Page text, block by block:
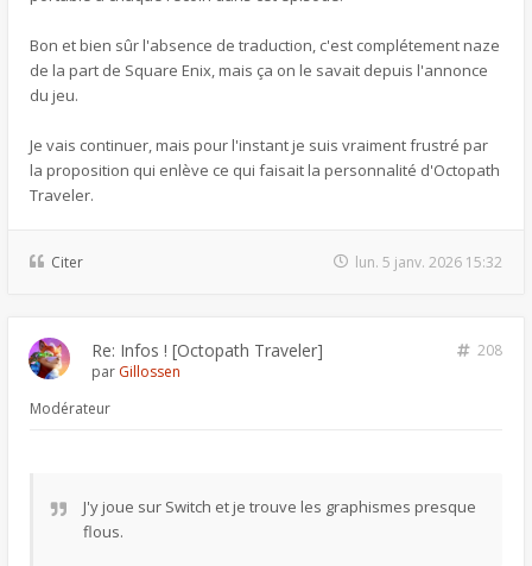
Bon et bien sûr l'absence de traduction, c'est complétement naze
de la part de Square Enix, mais ça on le savait depuis l'annonce
du jeu.
Je vais continuer, mais pour l'instant je suis vraiment frustré par
la proposition qui enlève ce qui faisait la personnalité d'Octopath
Traveler.
Citer lun. 5 janv. 2026 15:32
Re: Infos ! [Octopath Traveler]
208
par Gillossen
Modérateur
J'y joue sur Switch et je trouve les graphismes presque
flous.